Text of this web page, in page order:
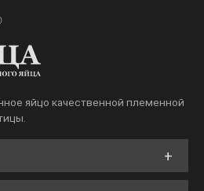
яйцо качественной племенной